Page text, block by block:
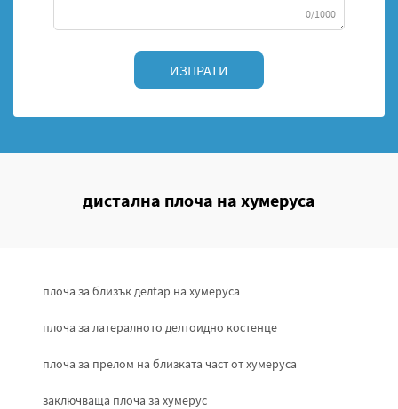
0/1000
ИЗПРАТИ
дистална плоча на хумеруса
плоча за близък делtap на хумеруса
плоча за латералното делтоидно костенце
плоча за прелом на близката част от хумеруса
заключваща плоча за хумерус